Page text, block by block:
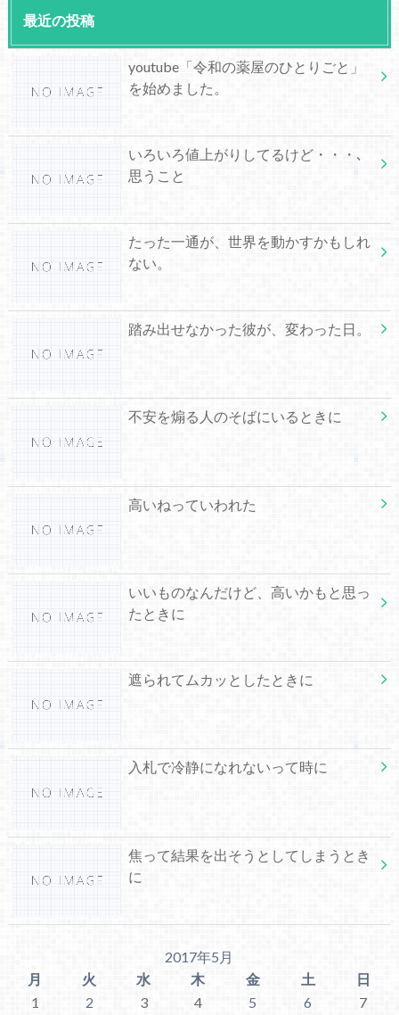
最近の投稿
youtube「令和の薬屋のひとりごと」
を始めました。
いろいろ値上がりしてるけど・・・､
思うこと
たった一通が、世界を動かすかもしれ
ない。
踏み出せなかった彼が、変わった日。
不安を煽る人のそばにいるときに
高いねっていわれた
いいものなんだけど、高いかもと思っ
たときに
遮られてムカッとしたときに
入札で冷静になれないって時に
焦って結果を出そうとしてしまうとき
に
2017年5月
月
火 水 木 金 土
日
1
2 3 4 5 6
7